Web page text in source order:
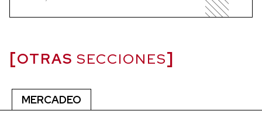
OTRAS SECCIONES
MERCADEO